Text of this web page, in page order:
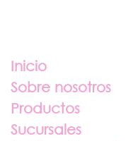
Inicio
Sobre nosotros
Productos
Sucursales